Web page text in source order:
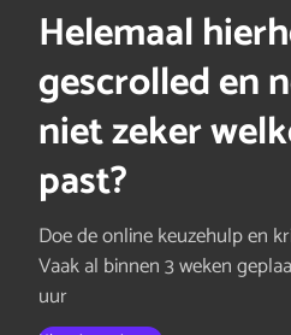
Helemaal
gescrolled en
niet zeker
past?
Doe de online keuzehulp en
Vaak al binnen 3 weken
uur